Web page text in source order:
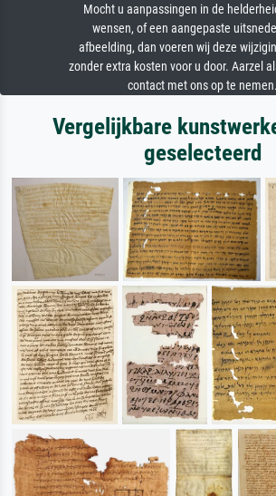
Mocht u aanpassingen in de
wensen, of een aangepaste
afbeelding, dan voeren wij deze
zonder extra kosten voor u door. Aarzel
contact met ons op te nemen.
Vergelijkbare
geselecteerd